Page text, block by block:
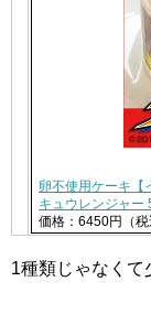
卵不使用ケーキ【
キュウレンジャー
価格：6450円（
1種類じゃなくて